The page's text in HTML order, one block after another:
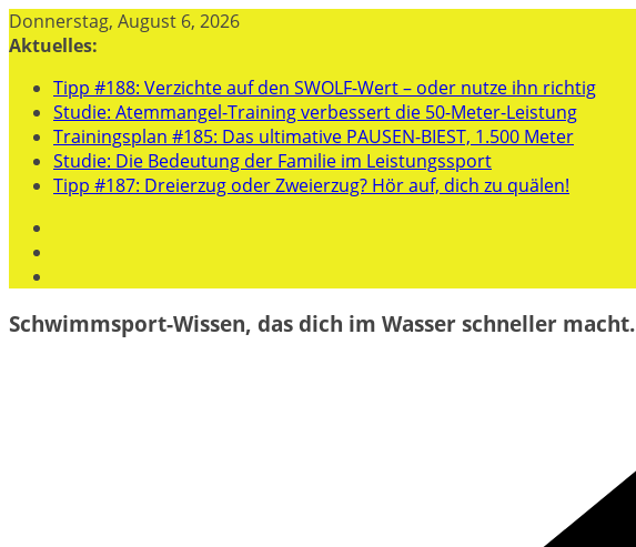
Zum
Inhalt
Donnerstag, August 6, 2026
Aktuelles:
Tipp #188: Verzichte auf den SWOLF-Wert – oder nutze ihn richtig
Studie: Atemmangel-Training verbessert die 50-Meter-Leistung
Trainingsplan #185: Das ultimative PAUSEN-BIEST, 1.500 Meter
Studie: Die Bedeutung der Familie im Leistungssport
Tipp #187: Dreierzug oder Zweierzug? Hör auf, dich zu quälen!
Schwimmsport-Wissen, das dich im Wasser schneller macht.